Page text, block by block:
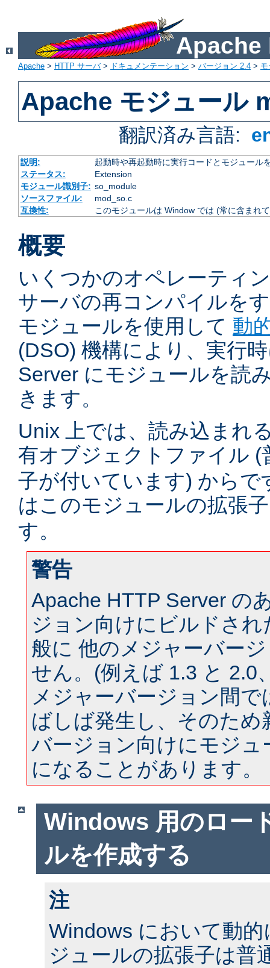
Apache
Apache > HTTP サーバ> ドキュメンテーション > バージョン 2.4 >
Apache モジュール
翻訳済み言語:
説明:
起動時や再起動時に実行コードとモジュール
ステータス:
Extension
モジュール識別子: so_module
ソースファイル:
mod_so.c
互換性:
このモジュールは Window では (常に含まれ
概要
いくつかのオペレーティ
サーバの再コンパイルを
モジュールを使用して 動
(DSO) 機構により、実行
Server にモジュールを読
きます。
Unix 上では、読み込まれ
有オブジェクトファイル
子が付いています) からで
はこのモジュールの拡張
す。
警告
Apache HTTP Server の
ジョン向けにビルドさ
般に 他のメジャーバー
せん。(例えば 1.3 と 2.0
メジャーバージョン間
ばしば発生し、そのため
バージョン向けにモジュ
になることがあります。
Windows 用のロー
ルを作成する
注
Windows において動
ジュールの拡張子は普